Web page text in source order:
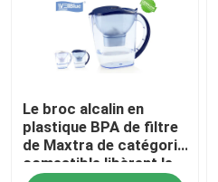
Le broc alcalin en
plastique BPA de filtre
de Maxtra de catégorie
comestible libèrent le